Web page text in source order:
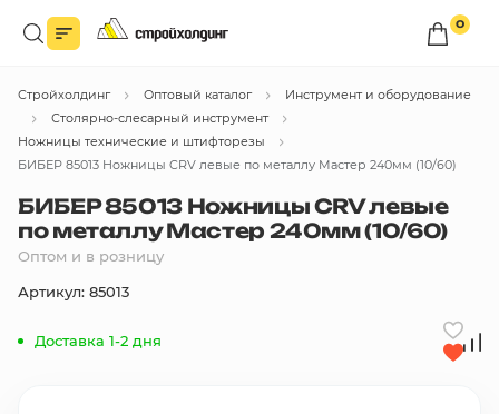
0
Войдите в личный кабинет
Вы сможете оформлять заказыпо оптовым ценам.
Войти
Каталог товаров
Быстрый заказ по списку
Все
Стройхолдинг Оптовый каталог
Инструмент и оборудование
Столярно-слесарный инструмент
Ножницы технические и штифторезы
БИБЕР 85013 Ножницы CRV левые по металлу Мастер 240мм (10/60)
БИБЕР 85013 Ножницы CRV левые
по металлу Мастер 240мм (10/60)
Оптом и в розницу
Артикул: 85013
Доставка 1-2 дня